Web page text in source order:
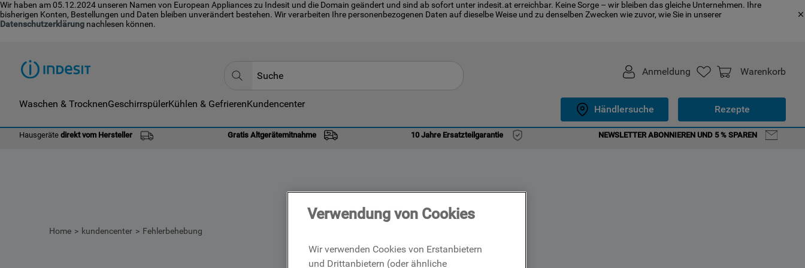
Wir haben am 05.12.2024 unseren Namen von European Appliances zu Indesit und die Domain geändert und sind ab sofort unter indesit.at erreichbar. Keine Sorge – wir bleiben das gleiche Unternehmen. Ihre
bisherigen Konten, Bestellungen und Daten bleiben unverändert bestehen. Wir verarbeiten Ihre personenbezogenen Daten auf dieselbe Weise und zu denselben Zwecken wie zuvor, wie Sie in unserer
Datenschutzerklärung nachlesen können.
Anmeldung Warenkorb
Waschen & TrocknenGeschirrspülerKühlen & GefrierenKundencenter Händlersuche Rezepte
Hausgeräte direkt vom Hersteller Gratis Altgerätemitnahme 10 Jahre Ersatzteilgarantie NEWSLETTER ABONNIEREN UND 5 % SPAREN
Home kundencenter Fehlerbehebung
Verwendung von Cookies
Wir verwenden Cookies von Erstanbietern
und Drittanbietern (oder ähnliche
2. waschmaschine indesit
gefrierschrank